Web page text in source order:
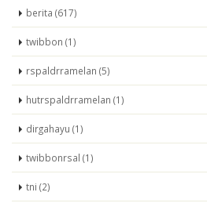
berita (617)
twibbon (1)
rspaldrramelan (5)
hutrspaldrramelan (1)
dirgahayu (1)
twibbonrsal (1)
tni (2)